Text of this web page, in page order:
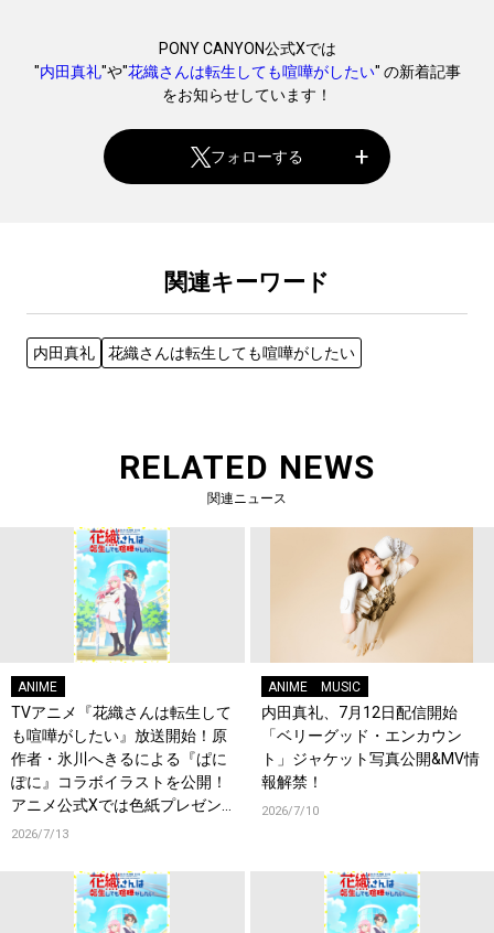
PONY CANYON公式Xでは
"内田真礼"や"花織さんは転生しても喧嘩がしたい" の新着記事
をお知らせしています！
フォローする
関連キーワード
内田真礼 花織さんは転生しても喧嘩がしたい
RELATED NEWS
関連ニュース
ANIME
TVアニメ『花織さんは転生して
も喧嘩がしたい』放送開始！原
作者・氷川へきるによる『ぱに
ぽに』コラボイラストを公開！
アニメ公式Xでは色紙プレゼン
トキャンペーンも実施！
2026/7/13
ANIME MUSIC
内田真礼、7月12日配信開始
「ベリーグッド・エンカウン
ト」ジャケット写真公開&MV情
報解禁！
2026/7/10